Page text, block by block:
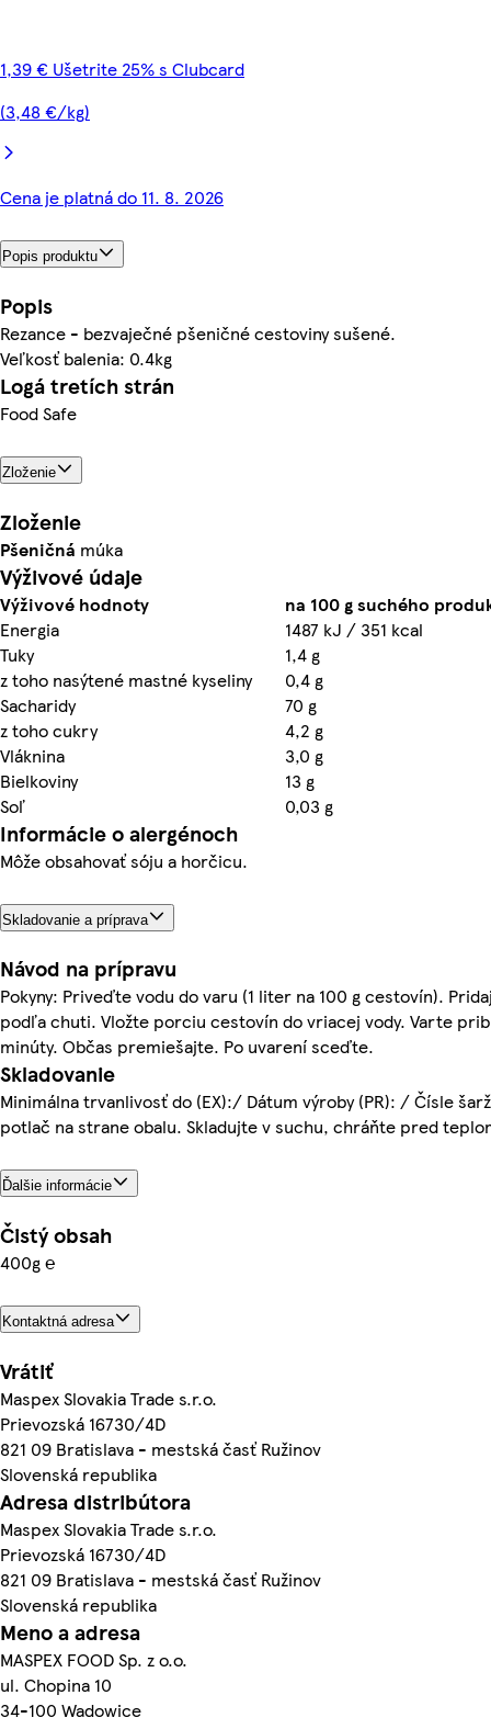
1,39 € Ušetrite 25% s Clubcard
(3,48 €/kg)
Cena je platná do 11. 8. 2026
Popis produktu
Popis
Rezance - bezvaječné pšeničné cestoviny sušené.
Veľkosť balenia: 0.4kg
Logá tretích strán
Food Safe
Zloženie
Zloženie
Pšeničná múka
Výživové údaje
Výživové hodnoty
na 100 g suchého
Energia
1487 kJ / 351 kcal
Tuky
1,4 g
z toho nasýtené mastné kyseliny
0,4 g
Sacharidy
70 g
z toho cukry
4,2 g
Vláknina
3,0 g
Bielkoviny
13 g
Soľ
0,03 g
Informácie o alergénoch
Môže obsahovať sóju a horčicu.
Skladovanie a príprava
Návod na prípravu
Pokyny: Priveďte vodu do varu (1 liter na 100 g cestovín).
podľa chuti. Vložte porciu cestovín do vriacej vody. Varte
minúty. Občas premiešajte. Po uvarení sceďte.
Skladovanie
Minimálna trvanlivosť do (EX):/ Dátum výroby (PR): / Čísle
potlač na strane obalu. Skladujte v suchu, chráňte pred
Ďalšie informácie
Čistý obsah
400g ℮
Kontaktná adresa
Vrátiť
Maspex Slovakia Trade s.r.o.
Prievozská 16730/4D
821 09 Bratislava - mestská časť Ružinov
Slovenská republika
Adresa distribútora
Maspex Slovakia Trade s.r.o.
Prievozská 16730/4D
821 09 Bratislava - mestská časť Ružinov
Slovenská republika
Meno a adresa
MASPEX FOOD Sp. z o.o.
ul. Chopina 10
34-100 Wadowice